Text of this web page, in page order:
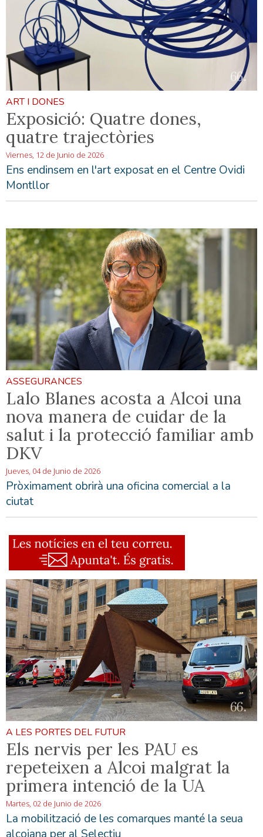
ART I DONES
Exposició: Quatre dones,
quatre trajectòries
Viernes, 12 de Junio de 2026
Ens endinsem en l'art exposat en el Centre Ovidi
Montllor
ASSEGURANCES
Lalo Blanes acosta a Alcoi una
nova manera de cuidar de la
salut i la protecció familiar amb
DKV
Jueves, 04 de Junio de 2026
Pròximament obrirà una oficina comercial a la
ciutat
A LES PORTES DEL FUTUR
Els nervis per les PAU es
repeteixen a Alcoi malgrat la
primera intenció de la UA
Martes, 02 de Junio de 2026
La mobilització de les comarques manté la seua
alcoiana per al Selectiu